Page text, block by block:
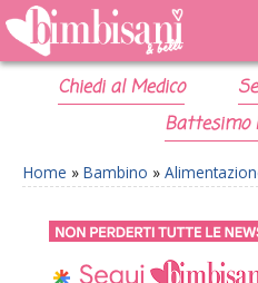
Chiedi al Medico
Battesimo
Home » Bambino »